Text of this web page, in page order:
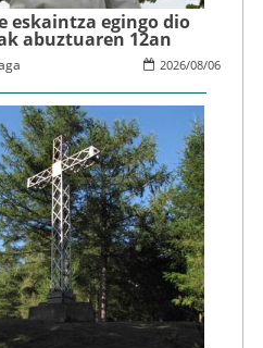
eskaintza egingo dio
abuztuaren 12an
2026/08/06